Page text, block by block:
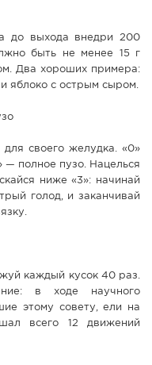
до выхода внедри 200
быть не менее 15 г
Два хороших примера:
яблоко с острым сыром.
для своего желудка. «0»
— полное пузо. Нацелься
ниже «3»: начинай
голод, и заканчивай
каждый кусок 40 раз.
в ходе научного
этому совету, ели на
всего 12 движений